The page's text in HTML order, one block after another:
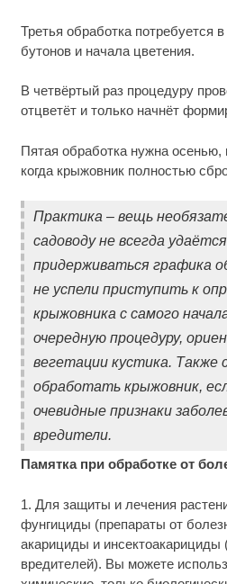
Третья обработка потребуется
бутонов и начала цветения.
В четвёртый раз процедуру
отцветёт и только начнёт
Пятая обработка нужна осенью,
когда крыжовник полностью
Практика – вещь
садоводу не всегда
придерживаться графика
не успели приступить к
крыжовника с самого
очередную процедуру,
вегетации кустика. Также
обработать крыжовник,
очевидные признаки
вредители.
Памятка при обработке от
1. Для защиты и лечения
фунгициды (препараты от
акарициды и инсектоакарициды
вредителей). Вы можете